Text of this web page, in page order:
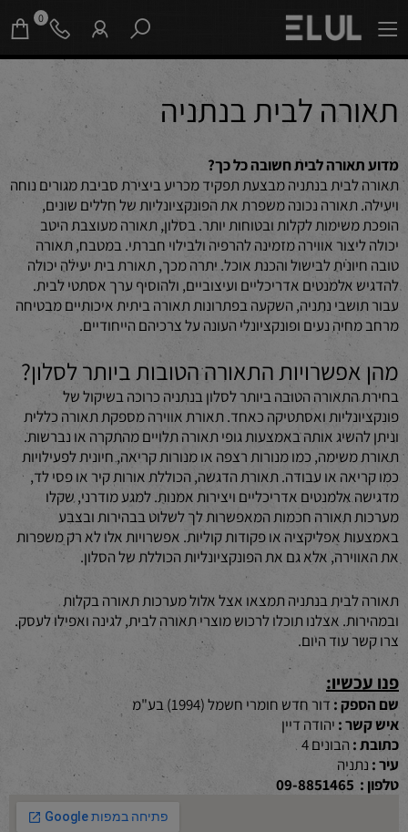
0
תאורה לבית בנתניה
מדוע תאורה לבית חשובה כל כך?
תאורה לבית בנתניה מבצעת תפקיד מכריע ביצירת סביבת מגורים נוחה
ויעילה. תאורה נכונה משפרת את הפונקציונליות של חללים שונים,
הופכת משימות לקלות ובטוחות יותר. בסלון, תאורה מעוצבת היטב
יכולה ליצור אווירה מזמינה להרפיה ולבילוי חברתי. במטבח, תאורה
טובה חיונית לבישול והכנת אוכל. יתרה מכך, תאורת בית יעילה יכולה
להדגיש אלמנטים אדריכליים ועיצוביים, ולהוסיף ערך אסתטי לבית.
עבור תושבי נתניה, השקעה בפתרונות תאורה ביתית איכותיים מבטיחה
מרחב מחיה נעים ופונקציונלי העונה על צרכיהם הייחודיים.
מהן אפשרויות התאורה הטובות ביותר לסלון?
בחירת התאורה הטובה ביותר לסלון בנתניה כרוכה בשיקול של
פונקציונליות ואסתטיקה כאחד. תאורת אווירה מספקת תאורה כללית
וניתן להשיג אותה באמצעות גופי תאורה תלויים מהתקרה או נברשות.
תאורת משימה, כמו מנורות רצפה או מנורות קריאה, חיונית לפעילויות
כמו קריאה או עבודה. תאורת הדגשה, הכוללת אורות קיר או פסי לד,
מדגישה אלמנטים אדריכליים ויצירות אמנות. למגע מודרני, שקלו
מערכות תאורה חכמות המאפשרות לך לשלוט בבהירות ובצבע
באמצעות אפליקציה או פקודות קוליות. אפשרויות אלו לא רק משפרות
את האווירה, אלא גם את הפונקציונליות הכוללת של הסלון.
תאורה לבית בנתניה תמצאו אצל אלול מערכות תאורה בקלות
ובמהירות. אצלנו תוכלו לרכוש מוצרי תאורה לבית, לגינה ואפילו לעסק.
צרו קשר עוד היום.
פנו עכשיו:
שם הספק : דור חדש חומרי חשמל (1994) בע"מ
איש קשר : יהודה דיין
כתובת :הבונים 4
עיר : נתניה
טלפון : 09-8851465